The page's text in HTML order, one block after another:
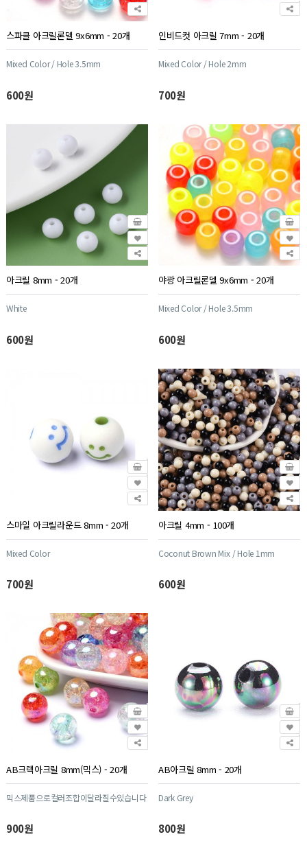
스파클 아크릴론델 9x6mm - 20개
Mixed Color / Hole 3.5mm
600원
인비드컷 아크릴 7mm - 20개
Mixed Color / Hole 2mm
700원
아크릴 8mm - 20개
White
600원
야광 아크릴론델 9x6mm - 20개
Mixed Color / Hole 3.5mm
600원
스마일 아크릴라운드 8mm - 20개
Mixed Color
700원
아크릴 4mm - 100개
Coconut Brown Mix / Hole 1mm
600원
AB크랙아크릴 8mm(믹스) - 20개
믹스제품으로컬러조합이달라질수있습니다
900원
AB아크릴 8mm - 20개
Dark Grey
800원